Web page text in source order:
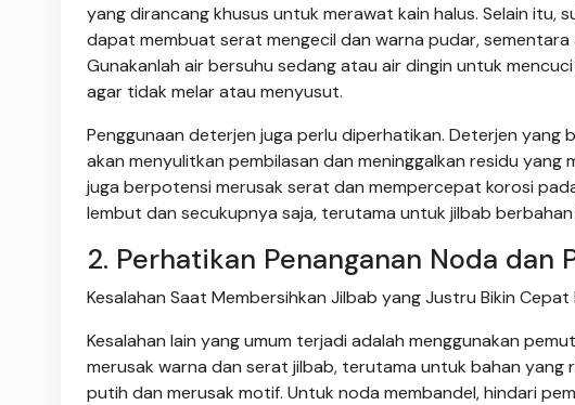
yang dirancang khusus untuk merawat kain halus. Selain itu,
dapat membuat serat mengecil dan warna pudar,
Gunakanlah air bersuhu sedang atau air dingin untuk
agar tidak melar atau menyusut.
Penggunaan deterjen juga perlu diperhatikan. Deterjen
akan menyulitkan pembilasan dan meninggalkan residu
juga berpotensi merusak serat dan mempercepat korosi
lembut dan secukupnya saja, terutama untuk jilbab
2. Perhatikan Penanganan Noda dan
Kesalahan Saat Membersihkan Jilbab yang Justru Bikin Cepat
Kesalahan lain yang umum terjadi adalah menggunakan
merusak warna dan serat jilbab, terutama untuk bahan yang
putih dan merusak motif. Untuk noda membandel, hindari